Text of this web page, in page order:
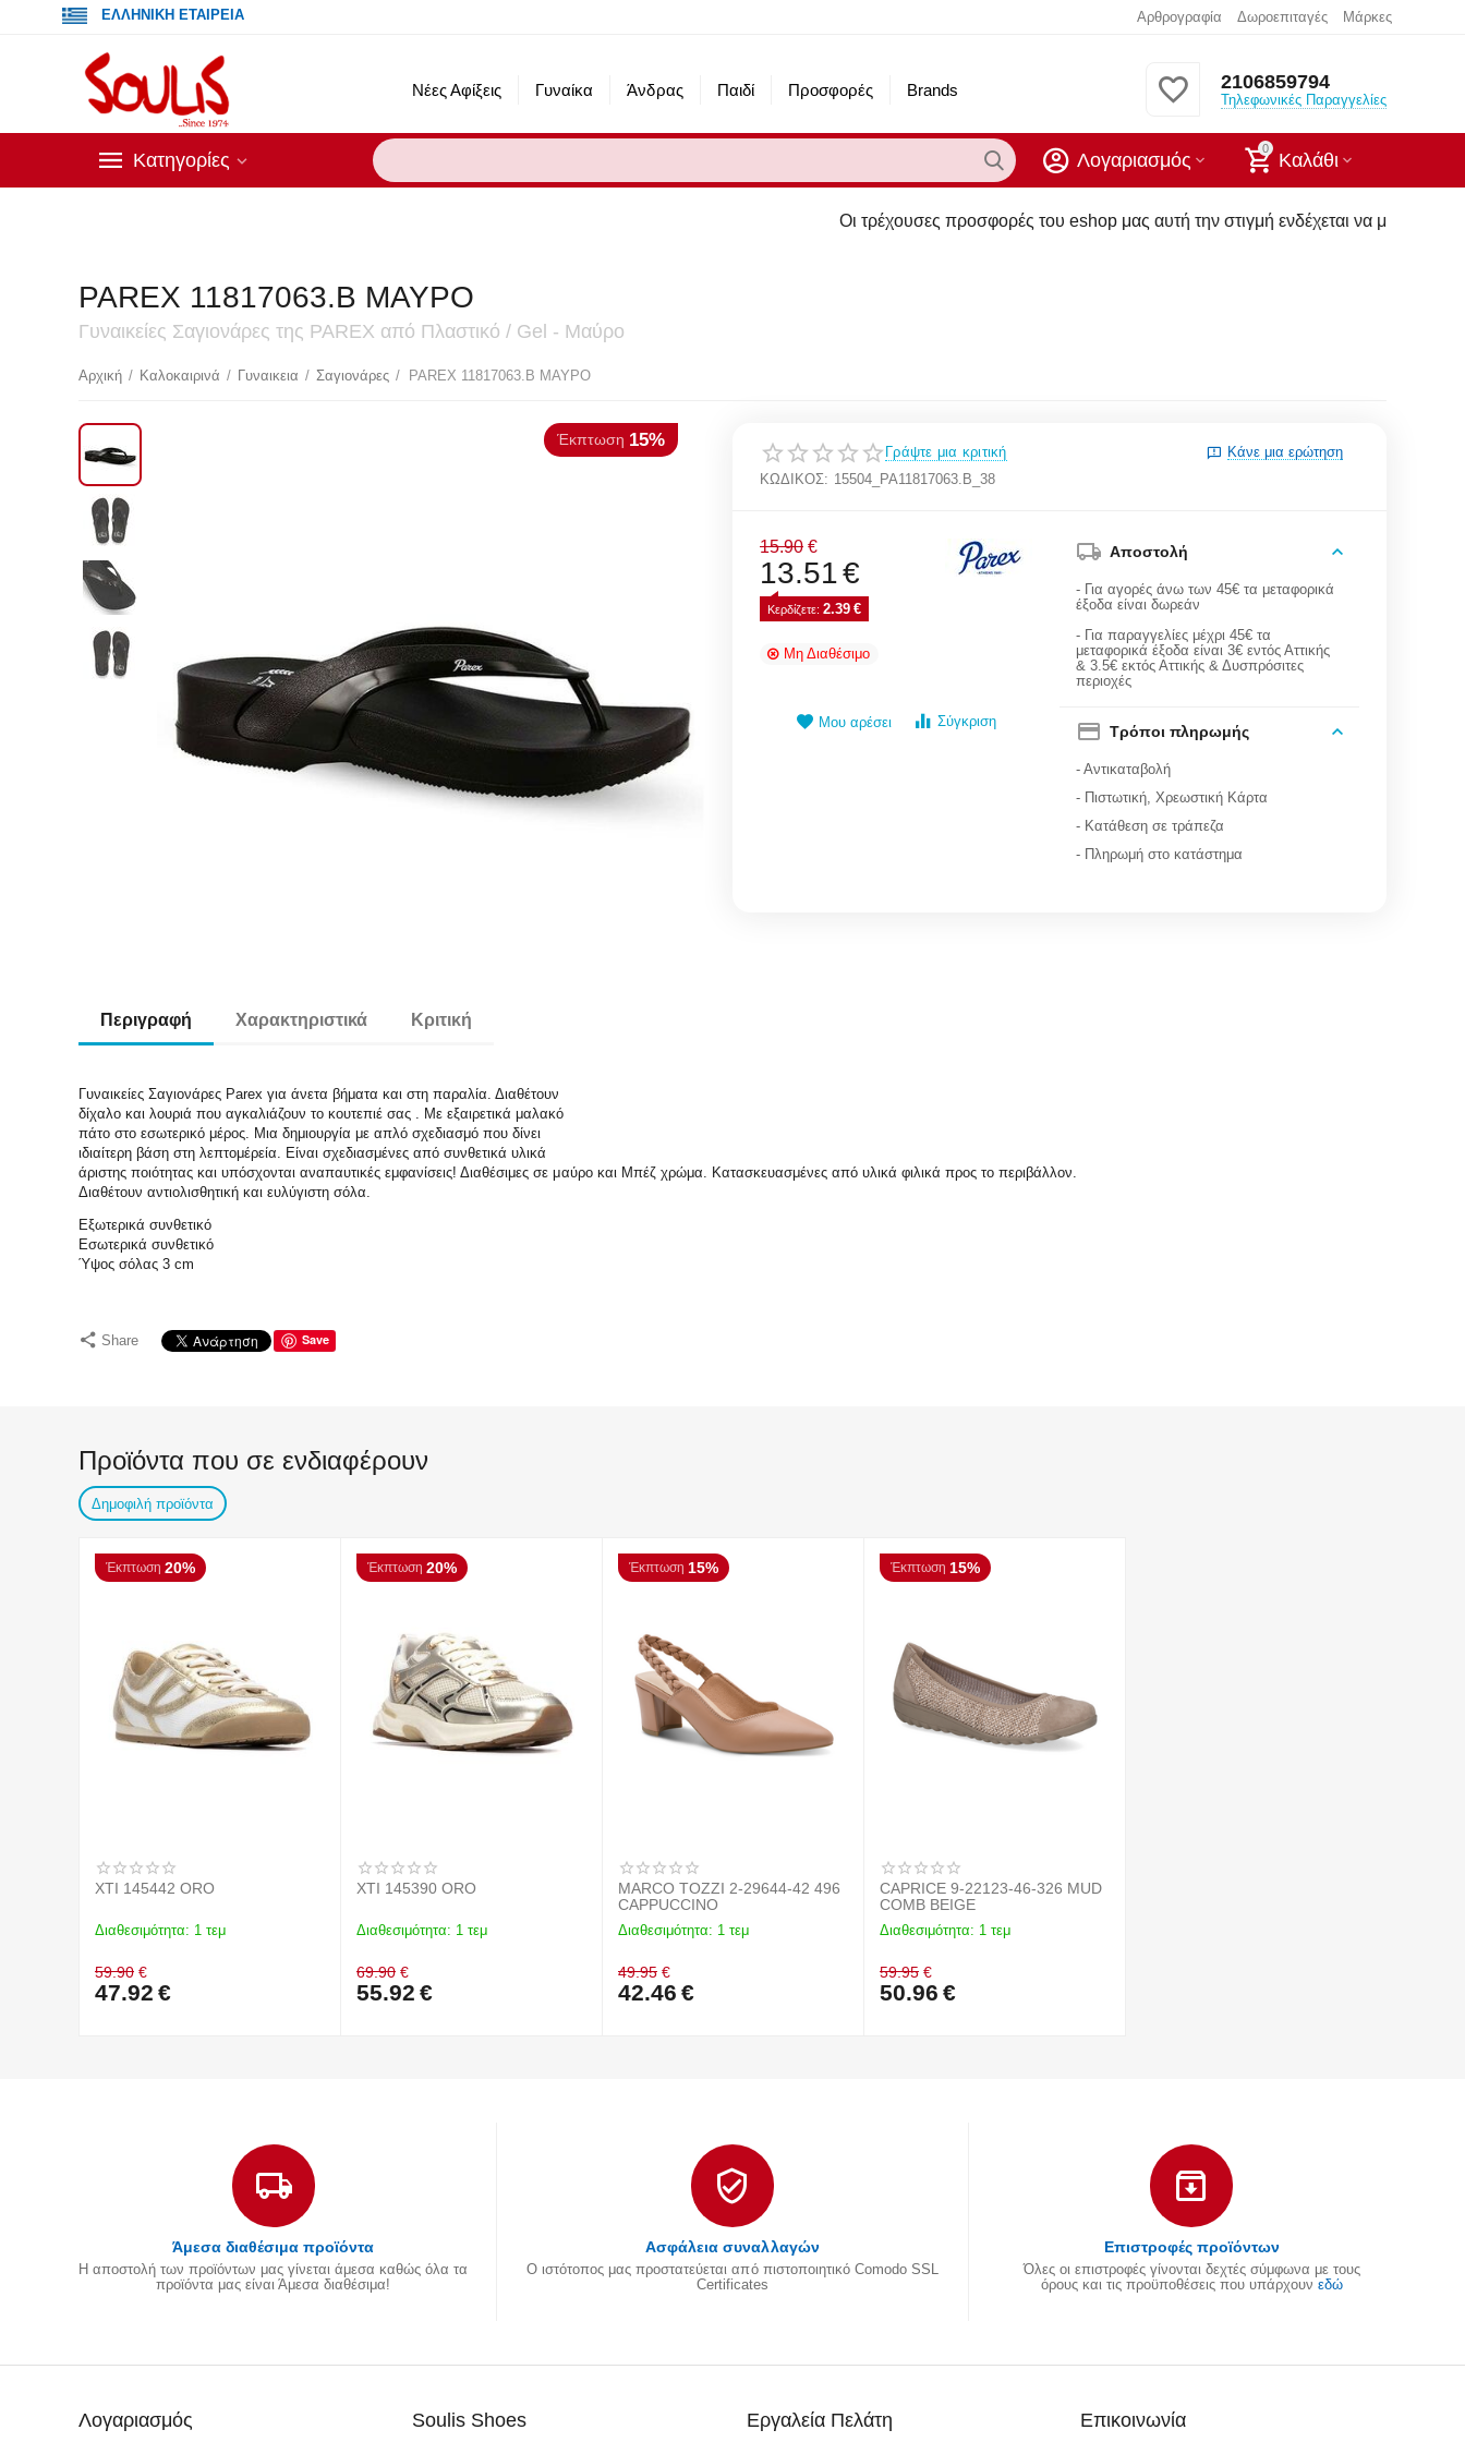
ΕΛΛΗΝΙΚΗ ΕΤΑΙΡΕΙΑ Αρθρογραφία Δωροεπιταγές Μάρκες
Νέες Αφίξεις Γυναίκα Άνδρας Παιδί Προσφορές Brands 2106859794
Τηλεφωνικές Παραγγελίες
Κατηγορίες
0
Καλάθι
Λογαριασμός
Οι τρέχουσες προσφορές του eshop μας αυτή την στιγμή ενδέχεται να μην υπάρχουν στα
PAREX 11817063.B ΜΑΥΡΟ
Γυναικείες Σαγιονάρες της PAREX από Πλαστικό / Gel - Μαύρο
Αρχική / Καλοκαιρινά / Γυναικεια / Σαγιονάρες / PAREX 11817063.B ΜΑΥΡΟ
15%
Γράψτε μια κριτική
Κάνε μια ερώτηση
ΚΩΔΙΚΟΣ: 15504_PA11817063.B_38
15.90 €
13.51€
Κερδίζετε: 2.39 €
Μη Διαθέσιμο
Μου αρέσει Σύγκριση
Αποστολή
- Για αγορές άνω των 45€ τα μεταφορικά
έξοδα είναι δωρεάν
- Για παραγγελίες μέχρι 45€ τα
μεταφορικά έξοδα είναι 3€ εντός Αττικής
& 3.5€ εκτός Αττικής & Δυσπρόσιτες
περιοχές
Τρόποι πληρωμής
- Αντικαταβολή
- Πιστωτική, Χρεωστική Κάρτα
- Κατάθεση σε τράπεζα
- Πληρωμή στο κατάστημα
Περιγραφή Χαρακτηριστικά Κριτική
Γυναικείες Σαγιονάρες Parex για άνετα βήματα και στη παραλία. Διαθέτουν
δίχαλο και λουριά που αγκαλιάζουν το κουτεπιέ σας . Με εξαιρετικά μαλακό
πάτο στο εσωτερικό μέρος. Μια δημιουργία με απλό σχεδιασμό που δίνει
ιδιαίτερη βάση στη λεπτομέρεία. Είναι σχεδιασμένες από συνθετικά υλικά
άριστης ποιότητας και υπόσχονται αναπαυτικές εμφανίσεις! Διαθέσιμες σε μαύρο και Μπέζ χρώμα. Κατασκευασμένες από υλικά φιλικά προς το περιβάλλον.
Διαθέτουν αντιολισθητική και ευλύγιστη σόλα.
Εξωτερικά συνθετικό
Εσωτερικά συνθετικό
Ύψος σόλας 3 cm
Share Save
Προϊόντα που σε ενδιαφέρουν
Δημοφιλή προϊόντα
Έκπτωση 20%
XTI 145442 ORO
Διαθεσιμότητα: 1 τεμ
59.90 €
47.92 €
Έκπτωση 20%
XTI 145390 ORO
Διαθεσιμότητα: 1 τεμ
69.90 €
55.92 €
Έκπτωση 15%
MARCO TOZZI 2-29644-42 496
CAPPUCCINO
Διαθεσιμότητα: 1 τεμ
49.95 €
42.46 €
Έκπτωση 15%
CAPRICE 9-22123-46-326 MUD
COMB BEIGE
Διαθεσιμότητα: 1 τεμ
59.95 €
50.96 €
Άμεσα διαθέσιμα προϊόντα
Η αποστολή των προϊόντων μας γίνεται άμεσα καθώς όλα τα
προϊόντα μας είναι Άμεσα διαθέσιμα!
Ασφάλεια συναλλαγών
Ο ιστότοπος μας προστατεύεται από πιστοποιητικό Comodo SSL
Certificates
Επιστροφές προϊόντων
Όλες οι επιστροφές γίνονται δεχτές σύμφωνα με τους
όρους και τις προϋποθέσεις που υπάρχουν εδώ
Λογαριασμός Soulis Shoes Εργαλεία Πελάτη Επικοινωνία